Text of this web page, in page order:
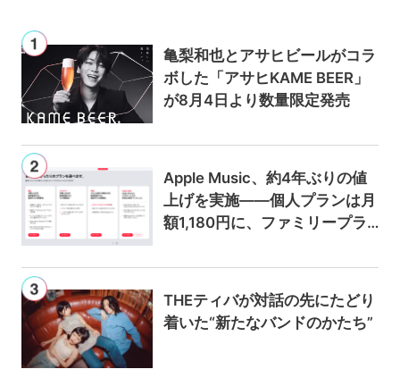
亀梨和也とアサヒビールがコラ
ボした「アサヒKAME BEER」
が8月4日より数量限定発売
Apple Music、約4年ぶりの値
上げを実施——個人プランは月
額1,180円に、ファミリープラ
THEティバが対話の先にたどり
着いた“新たなバンドのかたち”